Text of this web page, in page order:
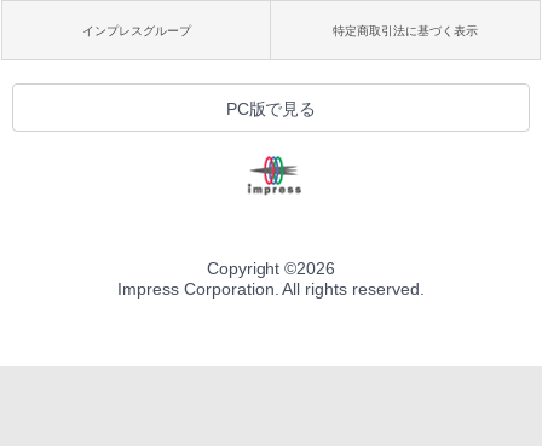
インプレスグループ 特定商取引法に基づく表示
PC版で見る
Copyright ©2026
Impress Corporation. All rights reserved.